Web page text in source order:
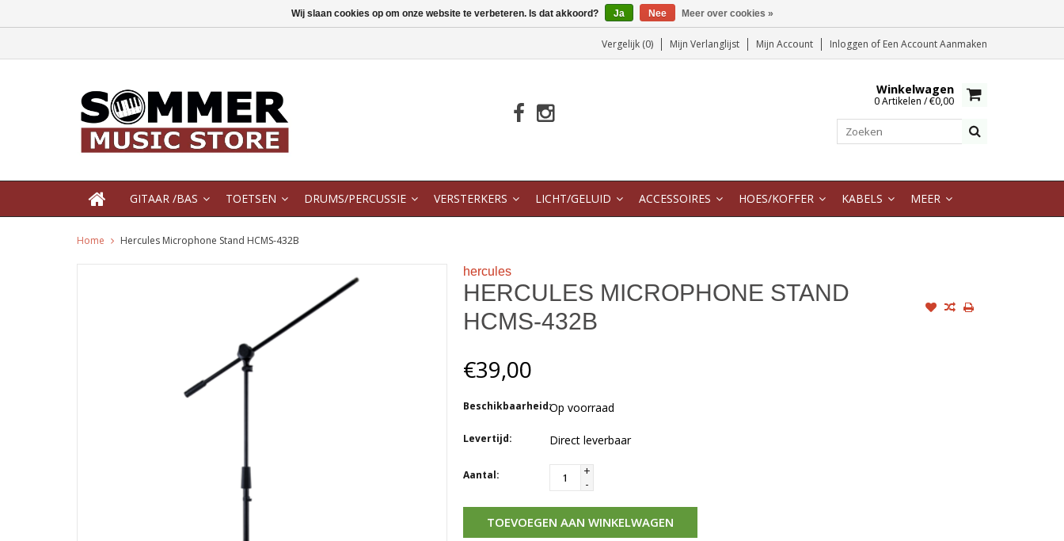
Vergelijk (0) Mijn Verlanglijst Mijn Account Inloggen of Een Account Aanmaken
Winkelwagen
0 Artikelen / €0,00
GITAAR /BAS TOETSEN DRUMS/PERCUSSIE VERSTERKERS LICHT/GELUID ACCESSOIRES HOES/KOFFER KABELS MEER
Home Hercules Microphone Stand HCMS-432B
hercules
HERCULES MICROPHONE STAND
HCMS-432B
€39,00
Beschikbaarheid:Op voorraad
Levertijd: Direct leverbaar
Aantal:
+
-
TOEVOEGEN AAN WINKELWAGEN
Wij slaan cookies op om onze website te verbeteren. Is dat akkoord? Ja Nee Meer over cookies »